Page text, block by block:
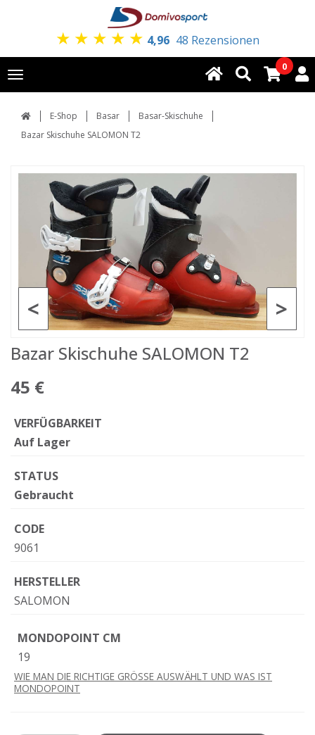
★ ★ ★ ★ ★ 4,96 48 Rezensionen
Toggle
navigation
0
E-Shop Basar
Basar-Skischuhe
Bazar Skischuhe SALOMON T2
>
<
Bazar Skischuhe SALOMON T2
45 €
VERFÜGBARKEIT
Auf Lager
STATUS
Gebraucht
CODE
9061
HERSTELLER
SALOMON
MONDOPOINT CM
19
WIE MAN DIE RICHTIGE GRÖSSE AUSWÄHLT UND WAS IST
MONDOPOINT